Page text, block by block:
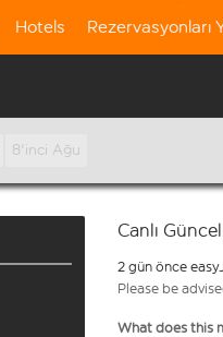
Hotels Rezervasyonları
8'inci Ağu
Canlı
2 gün önce
Please be
What does this